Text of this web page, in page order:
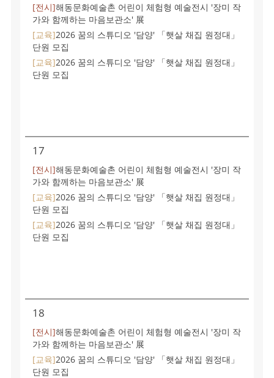
[전시]해동문화예술촌 어린이 체험형 예술전시 '장미 작
가와 함께하는 마음보관소' 展
[교육]2026 꿈의 스튜디오 '담양' 「햇살 채집 원정대」
단원 모집
[교육]2026 꿈의 스튜디오 '담양' 「햇살 채집 원정대」
단원 모집
17
[전시]해동문화예술촌 어린이 체험형 예술전시 '장미 작
가와 함께하는 마음보관소' 展
[교육]2026 꿈의 스튜디오 '담양' 「햇살 채집 원정대」
단원 모집
[교육]2026 꿈의 스튜디오 '담양' 「햇살 채집 원정대」
단원 모집
18
[전시]해동문화예술촌 어린이 체험형 예술전시 '장미 작
가와 함께하는 마음보관소' 展
[교육]2026 꿈의 스튜디오 '담양' 「햇살 채집 원정대」
단원 모집